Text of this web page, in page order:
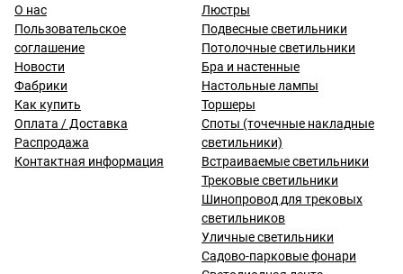
О нас
Пользовательское
соглашение
Новости
Фабрики
Как купить
Оплата / Доставка
Распродажа
Контактная информация
Люстры
Подвесные светильники
Потолочные светильники
Бра и настенные
Настольные лампы
Торшеры
Споты (точечные накладные
светильники)
Встраиваемые светильники
Трековые светильники
Шинопровод для трековых
светильников
Уличные светильники
Садово-парковые фонари